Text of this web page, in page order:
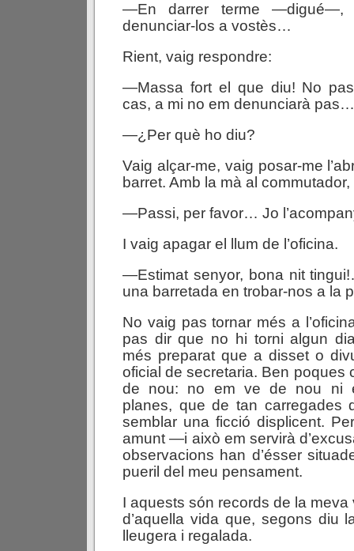
—En darrer terme —digué—,
denunciar-los a vostès…
Rient, vaig respondre:
—Massa fort el que diu! No
cas, a mi no em denunciarà pas…
—¿Per què ho diu?
Vaig alçar-me, vaig posar-me
barret. Amb la mà al
—Passi, per favor… Jo
I vaig apagar el llum de l’oficina.
—Estimat senyor, bona nit
una barretada en trobar-nos a la
No vaig pas tornar més a
pas dir que no hi torni algun
més preparat que a disset o
oficial de secretaria. Ben poques
de nou: no em ve de nou ni
planes, que de tan carregades
semblar una ficció displicent.
amunt —i això em servirà
observacions han d’ésser
pueril del meu pensament.
I aquests són records de la
d’aquella vida que, segons diu
lleugera i regalada.